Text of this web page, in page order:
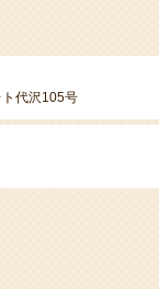
代沢105号